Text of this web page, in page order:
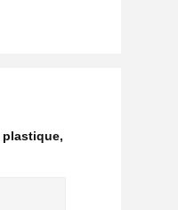
plastique,